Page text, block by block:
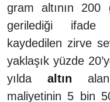
gram altının 200
gerilediği ifade
kaydedilen zirve
yaklaşık yüzde
yılda altın alan
maliyetinin 5 bin